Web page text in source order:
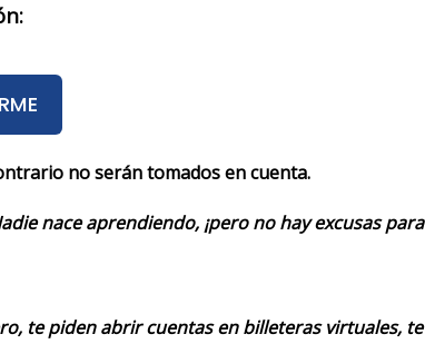
no serán tomados en cuenta.
nace aprendiendo, ¡pero no hay excusas para
te piden abrir cuentas en billeteras virtuales, te